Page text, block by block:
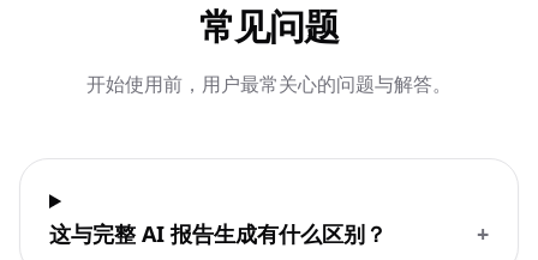
常见问题
开始使用前，用户最常关心的问题与解答。
这与完整 AI 报告生成有什么区别？ +